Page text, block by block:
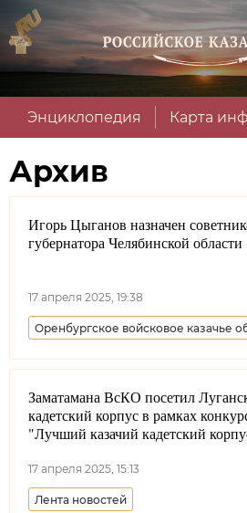
Энциклопедия Карта
Архив
Игорь Цыганов назначен
губернатора Челябинской области
17 апреля 2025, 19:38
Оренбургское войсковое казачье
Челябинская область Лента
Заматамана ВсКО посетил
кадетский корпус в рамках
"Лучший казачий кадетский
17 апреля 2025, 15:13
Лента новостей